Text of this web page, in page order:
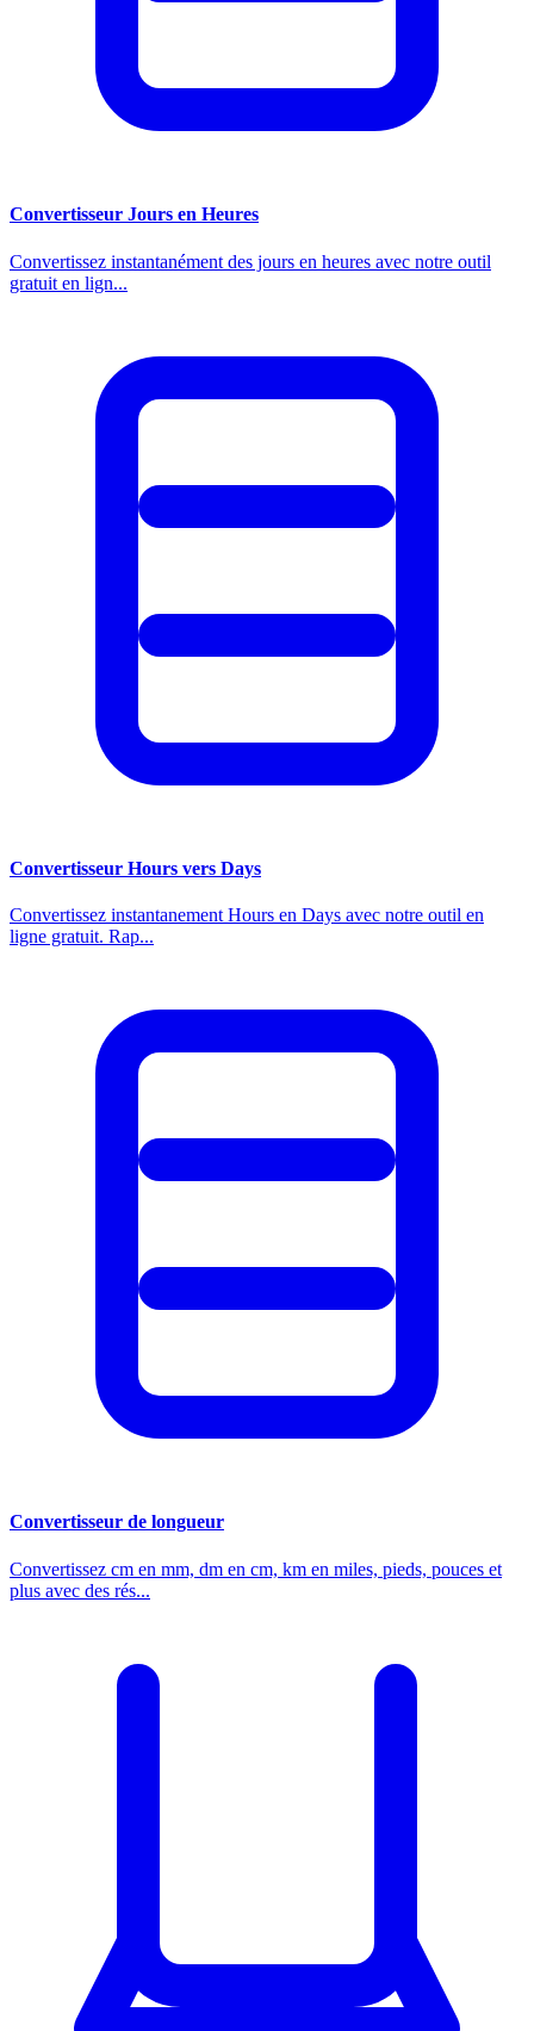
Convertisseur Jours en Heures
Convertissez instantanément des jours en heures avec notre outil
gratuit en lign...
Convertisseur Hours vers Days
Convertissez instantanement Hours en Days avec notre outil en
ligne gratuit. Rap...
Convertisseur de longueur
Convertissez cm en mm, dm en cm, km en miles, pieds, pouces et
plus avec des rés...